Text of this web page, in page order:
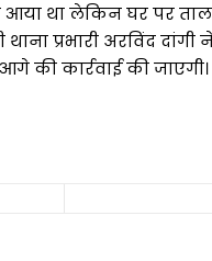
था लेकिन घर पर ताला
प्रभारी अरविंद
की कार्रवाई की जाएगी।